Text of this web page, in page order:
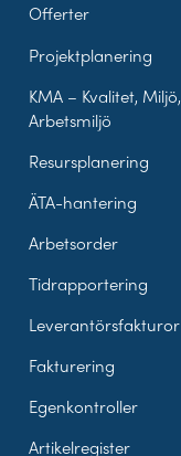
Offerter
Projektplanering
KMA – Kvalitet, Miljö,
Arbetsmiljö
Resursplanering
ÄTA-hantering
Arbetsorder
Tidrapportering
Leverantörsfakturor
Fakturering
Egenkontroller
Artikelregister